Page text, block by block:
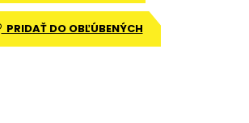
PRIDAŤ DO OBĽÚBENÝCH